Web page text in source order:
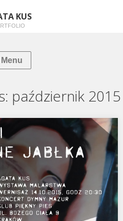
KUS
październik 2015